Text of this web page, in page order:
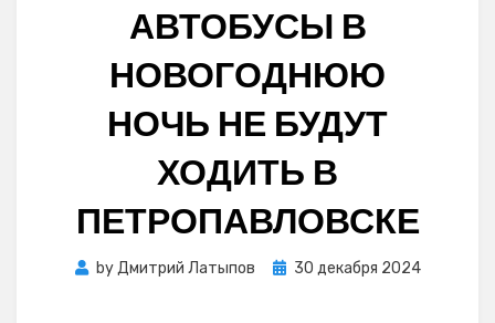
АВТОБУСЫ В
НОВОГОДНЮЮ
НОЧЬ НЕ БУДУТ
ХОДИТЬ В
ПЕТРОПАВЛОВСКЕ
byДмитрий Латыпов
Posted
30 декабря 2024